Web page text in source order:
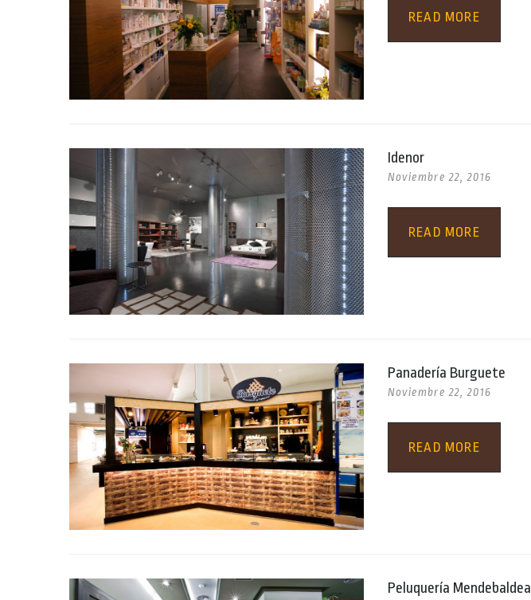
READ MORE
Idenor
Noviembre 22, 2016
READ MORE
Panadería Burguete
Noviembre 22, 2016
READ MORE
Peluquería Mendebaldea